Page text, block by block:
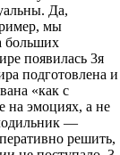
Да,
мы
больших
появилась 3я
подготовлена и
«как с
на эмоциях, а не
—
решить,